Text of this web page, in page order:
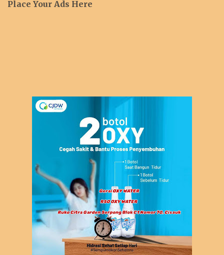
Place Your Ads Here